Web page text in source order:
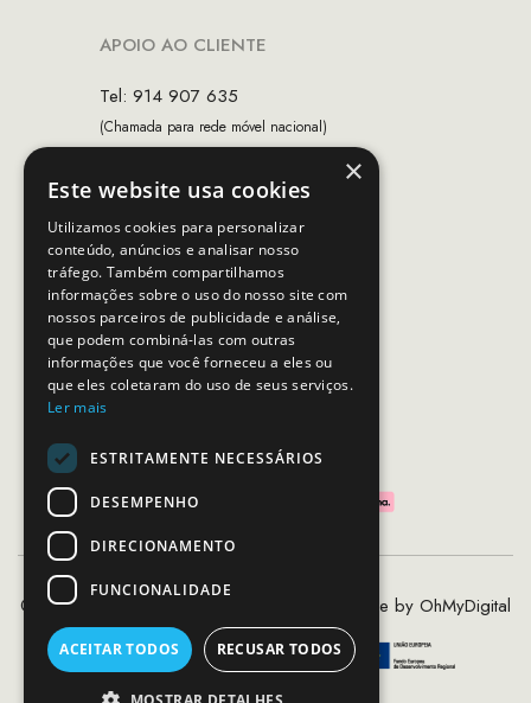
APOIO AO CLIENTE
Tel: 914 907 635
(Chamada para rede móvel nacional)
Horário de contacto:
Dias úteis das 10h as 19h
SEGUE-NOS
PAGAMENTOS SEGUROS
©2020 - 2026 MCS - Mob Crew Store | Made by OhMyDigital
×
Este website usa cookies
Utilizamos cookies para personalizar
conteúdo, anúncios e analisar nosso
tráfego. Também compartilhamos
informações sobre o uso do nosso site com
nossos parceiros de publicidade e análise,
que podem combiná-las com outras
informações que você forneceu a eles ou
que eles coletaram do uso de seus serviços.
Ler mais
ESTRITAMENTE NECESSÁRIOS
DESEMPENHO
DIRECIONAMENTO
FUNCIONALIDADE
ACEITAR TODOS RECUSAR TODOS